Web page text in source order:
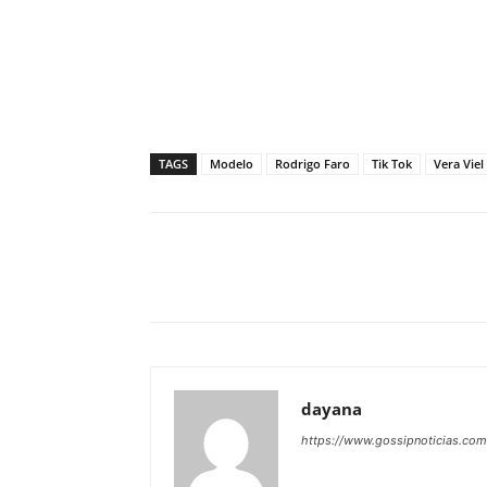
TAGS Modelo Rodrigo Faro Tik Tok Vera Viel
dayana
https://